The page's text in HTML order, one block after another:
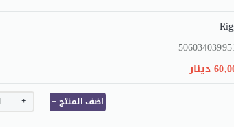
دينار
+ + اضف المنتج